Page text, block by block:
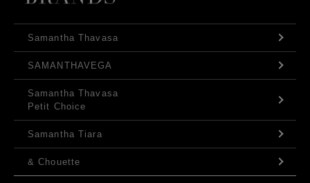
Samantha Thavasa
SAMANTHAVEGA
Samantha Thavasa
Petit Choice
Samantha Tiara
& Chouette